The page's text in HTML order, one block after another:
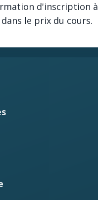
d'inscription
le prix du cours.
à nos